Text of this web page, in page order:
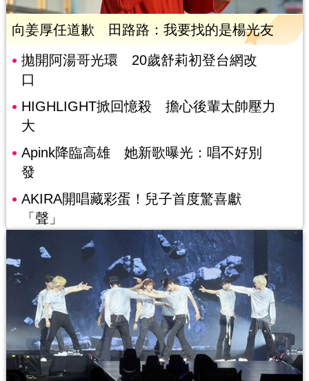
向姜厚任道歉 田路路：我要找的是楊光友
拋開阿湯哥光環 20歲舒莉初登台網改
口
HIGHLIGHT掀回憶殺 擔心後輩太帥壓力
大
Apink降臨高雄 她新歌曝光：唱不好別
發
AKIRA開唱藏彩蛋！兒子首度驚喜獻
「聲」